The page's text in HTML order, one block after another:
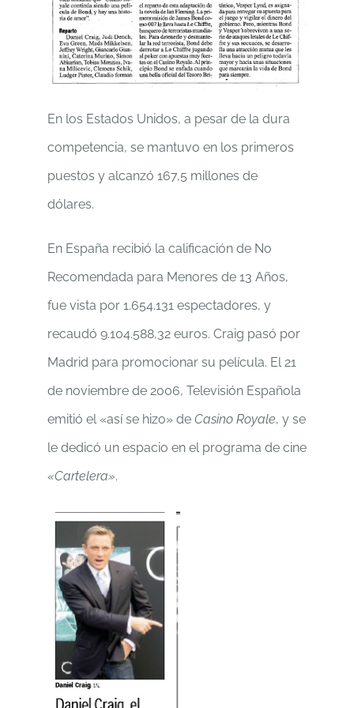
En los Estados Unidos, a pesar de la dura
competencia, se mantuvo en los primeros
puestos y alcanzó 167,5 millones de
dólares.
En España recibió la calificación de No
Recomendada para Menores de 13 Años,
fue vista por 1.654.131 espectadores, y
recaudó 9.104.588,32 euros. Craig pasó por
Madrid para promocionar su película. El 21
de noviembre de 2006, Televisión Española
emitió el «así se hizo» de Casino Royale, y se
le dedicó un espacio en el programa de cine
«Cartelera».